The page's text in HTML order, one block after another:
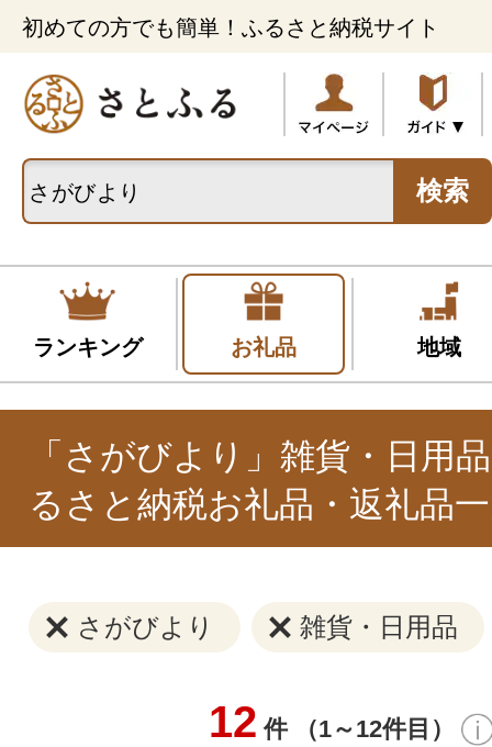
初めての方でも簡単！ふるさと納税サイト
検索
ランキング お礼品 地域
「さがびより」雑貨・日用
るさと納税お礼品・返礼品
さがびより 雑貨・日用品
12 件 （1～12件目）